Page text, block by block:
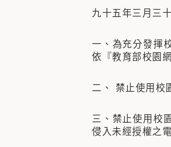
九十五年三月三
一、為充分發揮
依『教育部校園
二、 禁止使用校
三、禁止使用校
侵入未經授權之